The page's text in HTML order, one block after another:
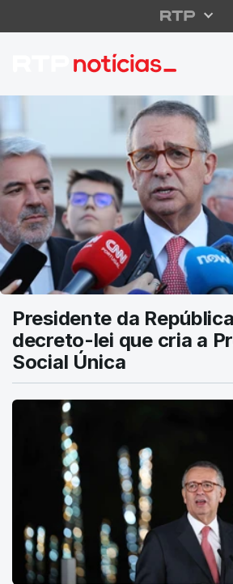
RTP Notícias
Presidente da
decreto-lei que cria a
Social Única